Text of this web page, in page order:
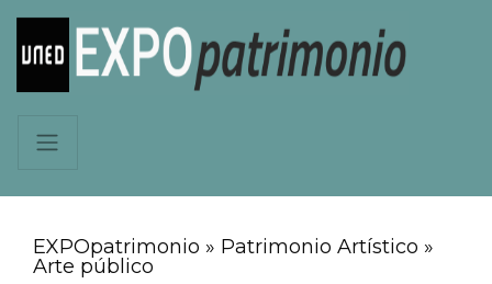
EXPOpatrimonio » Patrimonio Artístico »
Arte público